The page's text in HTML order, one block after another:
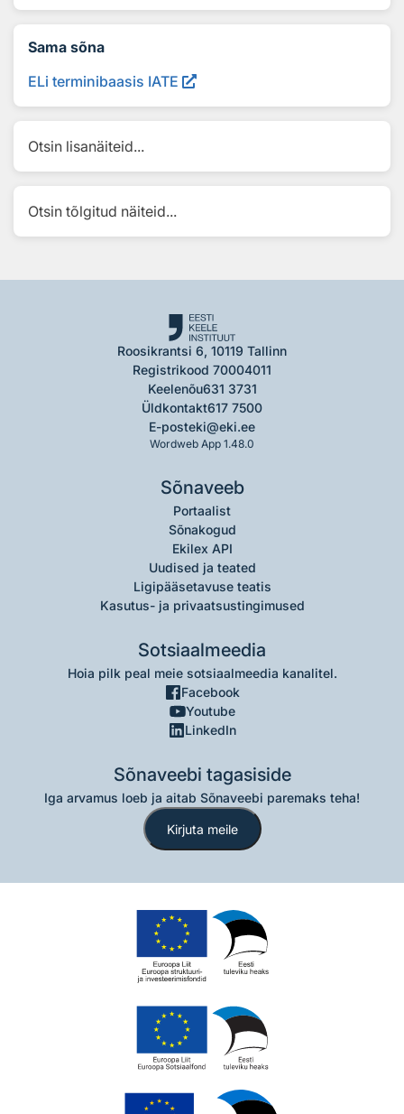
Sama sõna
ELi terminibaasis IATE
Otsin lisanäiteid...
Otsin tõlgitud näiteid...
Roosikrantsi 6, 10119 Tallinn
Registrikood 70004011
Keelenõu631 3731
Üldkontakt617 7500
E-posteki@eki.ee
Wordweb App 1.48.0
Sõnaveeb
Portaalist
Sõnakogud
Ekilex API
Uudised ja teated
Ligipääsetavuse teatis
Kasutus- ja privaatsustingimused
Sotsiaalmeedia
Hoia pilk peal meie sotsiaalmeedia kanalitel.
Facebook
Youtube
LinkedIn
Sõnaveebi tagasiside
Iga arvamus loeb ja aitab Sõnaveebi paremaks teha!
Kirjuta meile